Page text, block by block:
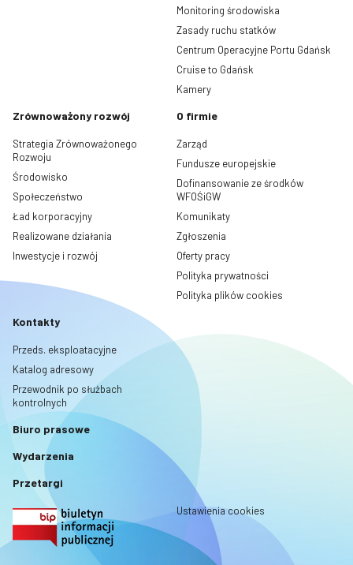
Monitoring środowiska
Zasady ruchu statków
Centrum Operacyjne Portu Gdańsk
Cruise to Gdańsk
Kamery
Zrównoważony rozwój
Strategia Zrównoważonego
Rozwoju
Środowisko
Społeczeństwo
Ład korporacyjny
Realizowane działania
Inwestycje i rozwój
O firmie
Zarząd
Fundusze europejskie
Dofinansowanie ze środków
WFOŚiGW
Komunikaty
Zgłoszenia
Oferty pracy
Polityka prywatności
Polityka plików cookies
Kontakty
Przeds. eksploatacyjne
Katalog adresowy
Przewodnik po służbach
kontrolnych
Biuro prasowe
Wydarzenia
Przetargi
Ustawienia cookies